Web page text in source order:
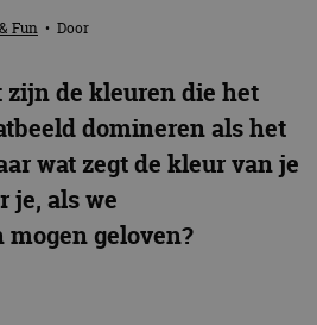
Fun • Door
de kleuren die het
domineren als het
wat zegt de kleur van je
je, als we
geloven?